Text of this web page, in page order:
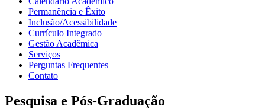
Permanência e Êxito
Inclusão/Acessibilidade
Currículo Integrado
Gestão Acadêmica
Serviços
Perguntas Frequentes
Contato
Pesquisa e Pós-Graduação